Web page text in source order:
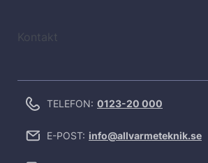
Kontakt
TELEFON: 0123-20 000
E-POST: info@allvarmeteknik.se